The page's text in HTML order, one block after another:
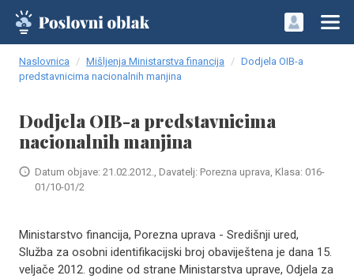
Naslovnica Mišljenja Ministarstva financija
Dodjela OIB-a
predstavnicima nacionalnih manjina
Dodjela OIB-a predstavnicima
nacionalnih manjina
Datum objave: 21.02.2012., Davatelj: Porezna uprava, Klasa: 016-
01/10-01/2
Ministarstvo financija, Porezna uprava - Središnji ured,
Služba za osobni identifikacijski broj obaviještena je dana 15.
veljače 2012. godine od strane Ministarstva uprave, Odjela za